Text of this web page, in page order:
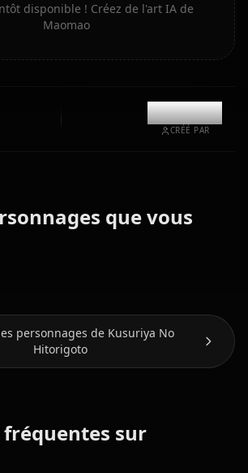
disponible ! Créez de l'art IA de
Maomao
@kanashi
CRÉÉ PAR
que vous
Eula
personnages de Kusuriya No
Hitorigoto
sur